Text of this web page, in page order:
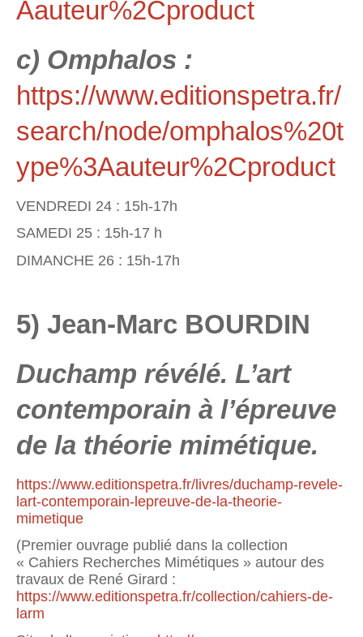
Aauteur%2Cproduct
c) Omphalos :
https://www.editionspetra.fr/
search/node/omphalos%20t
ype%3Aauteur%2Cproduct
VENDREDI 24 : 15h-17h
SAMEDI 25 : 15h-17 h
DIMANCHE 26 : 15h-17h
5) Jean-Marc BOURDIN
Duchamp révélé. L’art
contemporain à l’épreuve
de la théorie mimétique.
https://www.editionspetra.fr/livres/duchamp-revele-
lart-contemporain-lepreuve-de-la-theorie-
mimetique
(Premier ouvrage publié dans la collection
« Cahiers Recherches Mimétiques » autour des
travaux de René Girard :
https://www.editionspetra.fr/collection/cahiers-de-
larm